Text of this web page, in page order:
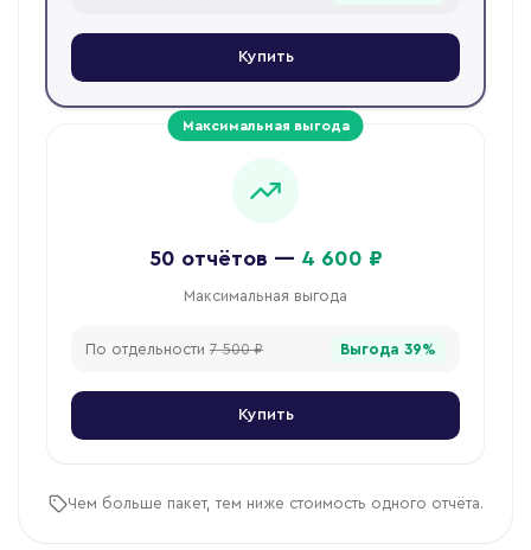
Купить
Максимальная выгода
50 отчётов — 4 600 ₽
Максимальная выгода
По отдельности 7 500 ₽ Выгода 39%
Купить
Чем больше пакет, тем ниже стоимость одного отчёта.